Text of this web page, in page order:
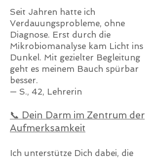
Seit Jahren hatte ich
Verdauungsprobleme, ohne
Diagnose. Erst durch die
Mikrobiomanalyse kam Licht ins
Dunkel. Mit gezielter Begleitung
geht es meinem Bauch spürbar
besser.
— S., 42, Lehrerin
📞 Dein Darm im Zentrum der
Aufmerksamkeit
Ich unterstütze Dich dabei, die